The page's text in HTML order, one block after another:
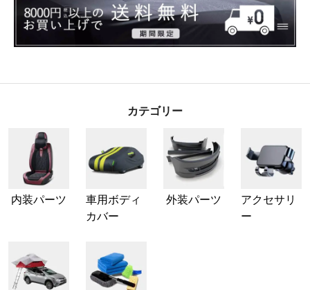
カテゴリー
内装パーツ
車用ボディ
カバー
外装パーツ
アクセサリ
ー